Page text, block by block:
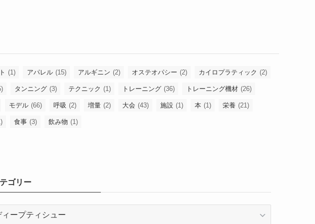
(1) アパレル (15) アルギニン (2) オステオパシー (2) カイロプラティック (2)
タンニング (3) テクニック (1) トレーニング (36) トレーニング機材 (26)
モデル (66) 呼吸 (2) 増量 (2) 大会 (43) 施設 (1) 本 (1) 栄養 (21)
食事 (3) 飲み物 (1)
ゴリー